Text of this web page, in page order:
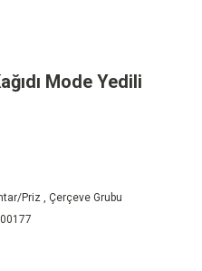
Mode Yedili
Priz ,Çerçeve Grubu